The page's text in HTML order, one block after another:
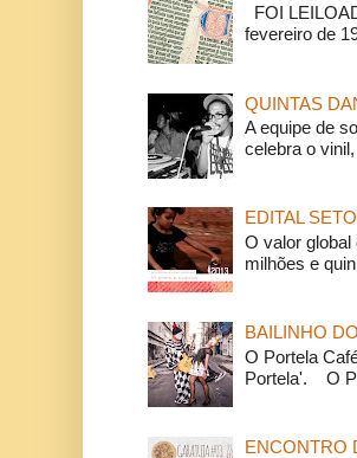
FOI
fevereiro de
QUINTAS
A equipe de
celebra o
EDITAL
O valor global
milhões e
BAILINHO
O Portela
Portela'. O
ENCONTRO